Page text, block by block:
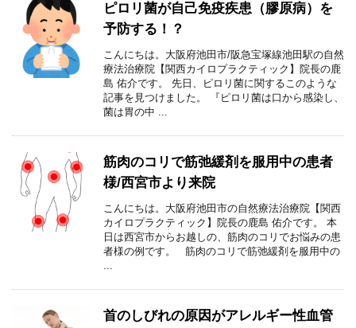
ピロリ菌が自己免疫疾患（膠原病）を
予防する！？
こんにちは。大阪府池田市/阪急宝塚線池田駅の自然
療法治療院【関西カイロプラクティック】院長の鹿
島 佑介です。 先日、ピロリ菌に関するこのような
記事を見つけました。 『ピロリ菌は口から感染し、
菌は胃の中 ...
筋肉のコリで筋弛緩剤を服用中の患者
様/西宮市より来院
こんにちは。大阪府池田市の自然療法治療院【関西
カイロプラクティック】院長の鹿島 佑介です。 本
日は西宮市からお越しの、筋肉のコリでお悩みの患
者様の例です。 筋肉のコリで筋弛緩剤を服用中の
...
首のしびれの原因がアレルギー性血管